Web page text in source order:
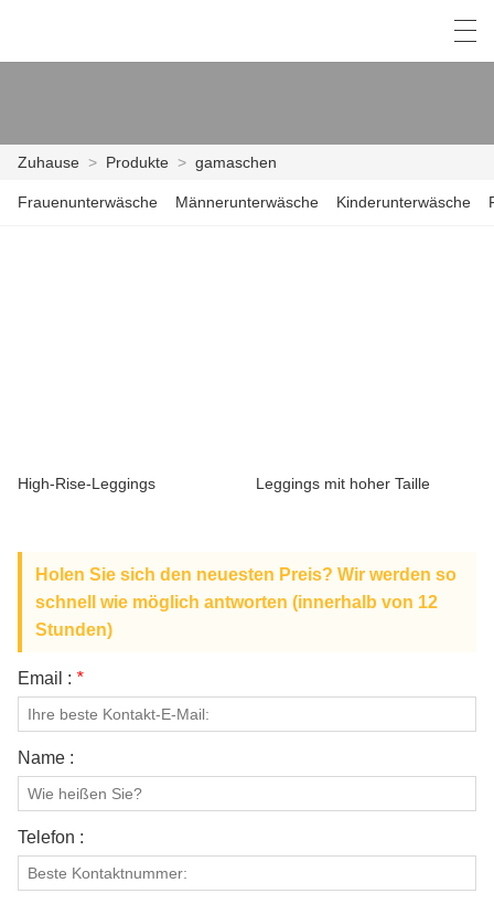
ZUHAUSE
Zuhause > Produkte > gamaschen
Frauenunterwäsche Männerunterwäsche Kinderunterwäsche
High-Rise-Leggings Leggings mit hoher Taille
Holen Sie sich den neuesten Preis? Wir werden so
schnell wie möglich antworten (innerhalb von 12
Stunden)
Email : *
Name :
Telefon :